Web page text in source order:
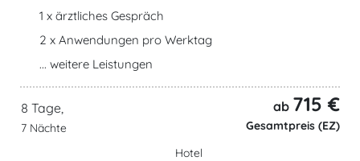
1 x ärztliches Gespräch
2 x Anwendungen pro Werktag
... weitere Leistungen
8 Tage,
7 Nächte
ab 715 €
Gesamtpreis (EZ)
Hotel